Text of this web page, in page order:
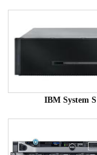
IBM System S